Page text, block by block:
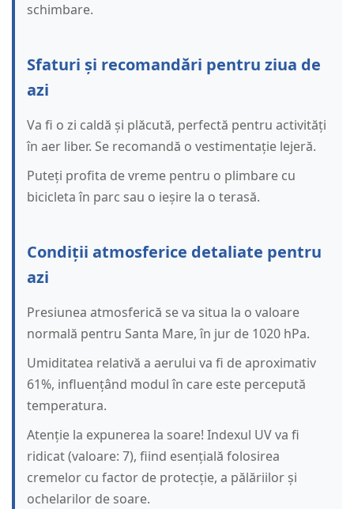
schimbare.
Sfaturi și recomandări pentru ziua de
azi
Va fi o zi caldă și plăcută, perfectă pentru activități
în aer liber. Se recomandă o vestimentație lejeră.
Puteți profita de vreme pentru o plimbare cu
bicicleta în parc sau o ieșire la o terasă.
Condiții atmosferice detaliate pentru
azi
Presiunea atmosferică se va situa la o valoare
normală pentru Santa Mare, în jur de 1020 hPa.
Umiditatea relativă a aerului va fi de aproximativ
61%, influențând modul în care este percepută
temperatura.
Atenție la expunerea la soare! Indexul UV va fi
ridicat (valoare: 7), fiind esențială folosirea
cremelor cu factor de protecție, a pălăriilor și
ochelarilor de soare.